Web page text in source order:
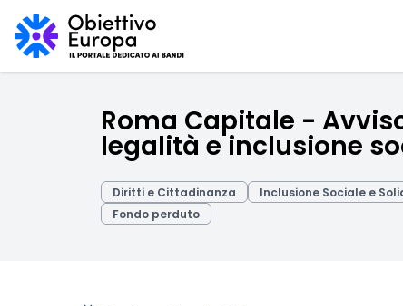
Roma Capitale -
legalità e inclusione
Diritti e Cittadinanza Inclusione Sociale e
Fondo perduto